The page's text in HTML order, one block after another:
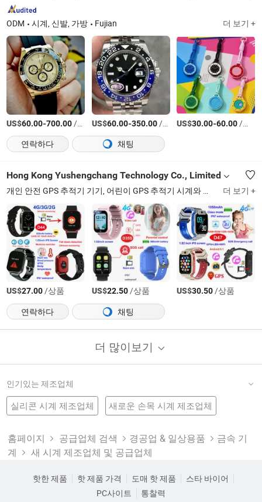
ODM 시계, 신발, 가방 Fujian 더 보기 +
US$60.00-700.00/상품 US$60.00-350.00/상품 US$30.00-60.00/상품
연락하다
채팅
Hong Kong Yushengchang Technology Co., Limited
개인 안전 GPS 추적기 기기, 어린이 GPS 추적기 시계와 긴급 호출, 성인 GPS 추적기 시계, 심박수 측정이 가능한 노인 GPS 추적기 시계 더 보기 +
US$27.00/상품 US$22.50/상품 US$30.50/상품
연락하다
채팅
더 많이보기
인기있는 제조업체
실리콘 시계 제조업체 새로운 손목 시계 제조업체
새로운 디자인 시계 제조업체 새로운 시계 제조업체
실리콘 여성 시계 공장 신상품 시계 공장
새로운 패션 Led 시계 시청 세트
홈페이지 공급업체 검색 경공업 & 일상용품
금속 기
계
새 시계 제조업체 및 공급업체
핫한 제품 핫 제품 가격 도매 핫 제품
스타 바이어
PC사이트
통찰력